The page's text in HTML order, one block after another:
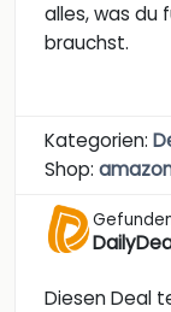
alles, was du
brauchst.
Kategorien:
Shop:
Diesen Deal